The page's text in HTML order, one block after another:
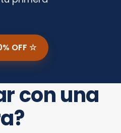
OFF ☆
con una